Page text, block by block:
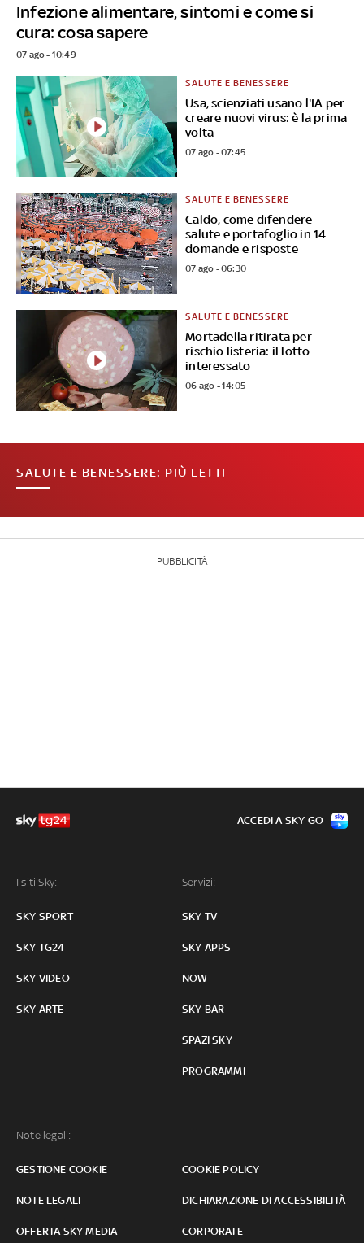
Infezione alimentare, sintomi e come si
cura: cosa sapere
07 ago - 10:49
Usa, scienziati usano l'IA per
creare nuovi virus: è la prima
volta
SALUTE E BENESSERE
07 ago - 07:45
Caldo, come difendere
salute e portafoglio in 14
domande e risposte
SALUTE E BENESSERE
07 ago - 06:30
Mortadella ritirata per
rischio listeria: il lotto
interessato
SALUTE E BENESSERE
06 ago - 14:05
SALUTE E BENESSERE: PIÙ LETTI
PUBBLICITÀ
I siti Sky:
SKY SPORT
SKY TG24
SKY VIDEO
SKY ARTE
Servizi:
SKY TV
SKY APPS
NOW
SKY BAR
SPAZI SKY
PROGRAMMI
Note legali:
GESTIONE COOKIE COOKIE POLICY
NOTE LEGALI DICHIARAZIONE DI ACCESSIBILITÀ
OFFERTA SKY MEDIA CORPORATE
ACCEDI A SKY GO